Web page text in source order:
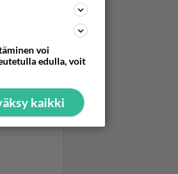
voi
edulla, voit
kaikki